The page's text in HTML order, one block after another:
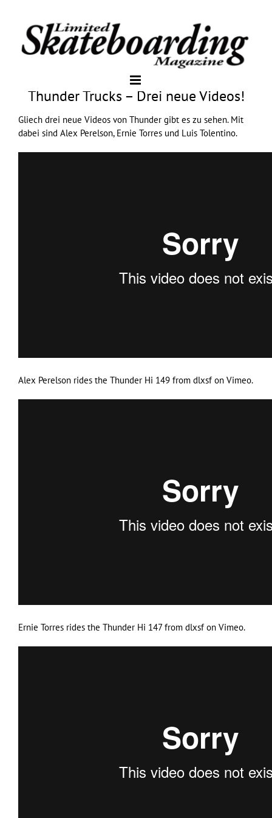
Thunder Trucks – Drei neue Videos!
Gliech drei neue Videos von Thunder gibt es zu sehen. Mit
dabei sind Alex Perelson, Ernie Torres und Luis Tolentino.
Alex Perelson rides the Thunder Hi 149 from dlxsfon Vimeo.
Ernie Torres rides the Thunder Hi 147from dlxsfon Vimeo.